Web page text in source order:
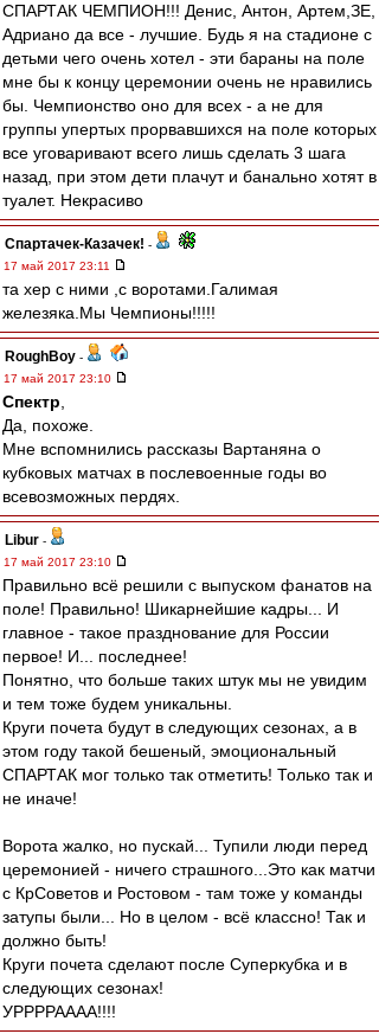
СПАРТАК ЧЕМПИОН!!! Денис, Антон, Артем,ЗЕ,
Адриано да все - лучшие. Будь я на стадионе с
детьми чего очень хотел - эти бараны на поле
мне бы к концу церемонии очень не нравились
бы. Чемпионство оно для всех - а не для
группы упертых прорвавшихся на поле которых
все уговаривают всего лишь сделать 3 шага
назад, при этом дети плачут и банально хотят в
туалет. Некрасиво
Спартачек-Казачек! -
17 май 2017 23:11
та хер с ними ,с воротами.Галимая
железяка.Мы Чемпионы!!!!!
RoughBoy -
17 май 2017 23:10
Спектр
Да, похоже.
Мне вспомнились рассказы Вартаняна о
кубковых матчах в послевоенные годы во
всевозможных пердях.
Libur -
17 май 2017 23:10
Правильно всё решили с выпуском фанатов на
поле! Правильно! Шикарнейшие кадры... И
главное - такое празднование для России
первое! И... последнее!
Понятно, что больше таких штук мы не увидим
и тем тоже будем уникальны.
Круги почета будут в следующих сезонах, а в
этом году такой бешеный, эмоциональный
СПАРТАК мог только так отметить! Только так и
не иначе!
Ворота жалко, но пускай... Тупили люди перед
церемонией - ничего страшного...Это как матчи
с КрСоветов и Ростовом - там тоже у команды
затупы были... Но в целом - всё классно! Так и
должно быть!
Круги почета сделают после Суперкубка и в
следующих сезонах!
УРРРРАААА!!!!